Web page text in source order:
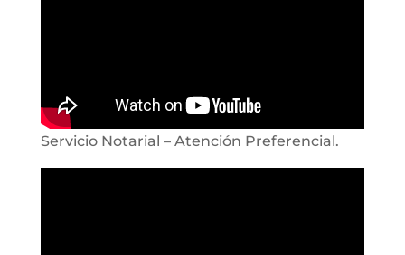
Servicio Notarial – Atención Preferencial.